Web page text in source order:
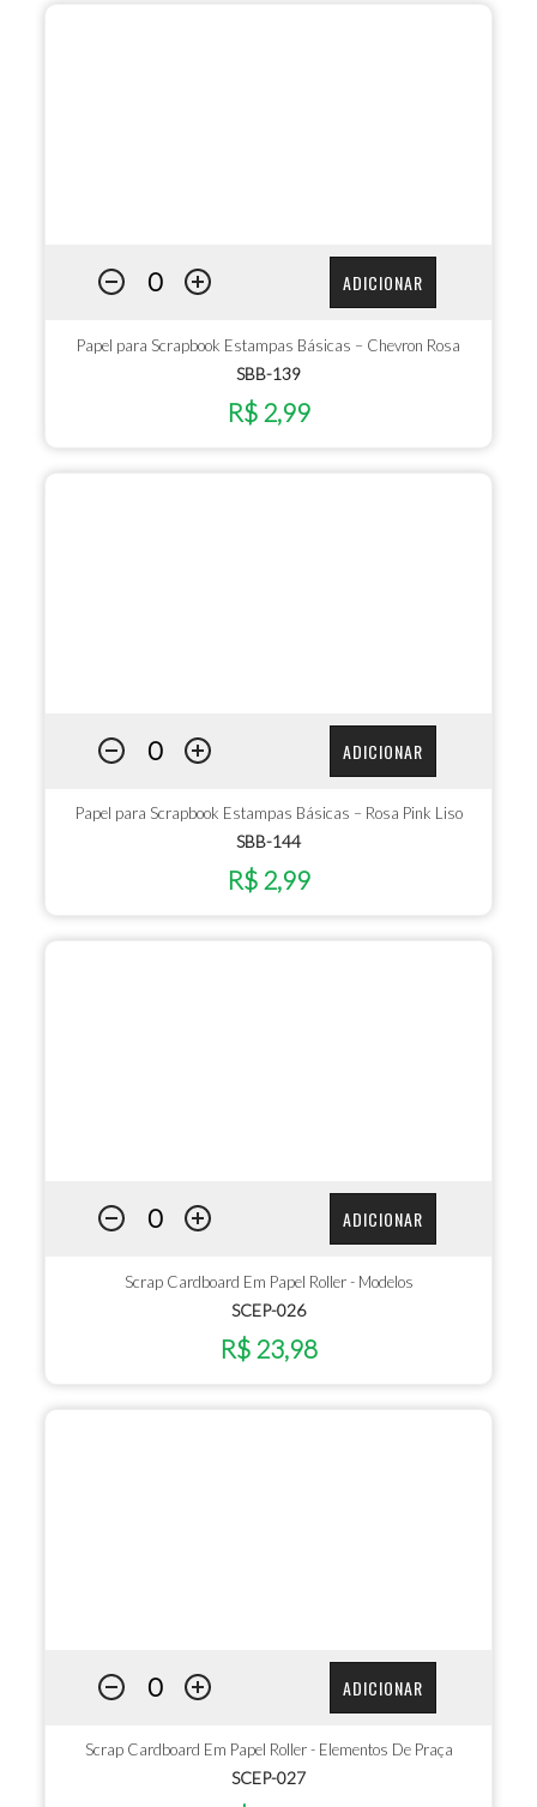
ADICIONAR
Papel para Scrapbook Estampas Básicas – Chevron Rosa
SBB-139
R$ 2,99
ADICIONAR
Papel para Scrapbook Estampas Básicas – Rosa Pink Liso
SBB-144
R$ 2,99
ADICIONAR
Scrap Cardboard Em Papel Roller - Modelos
SCEP-026
R$ 23,98
ADICIONAR
Scrap Cardboard Em Papel Roller - Elementos De Praça
SCEP-027